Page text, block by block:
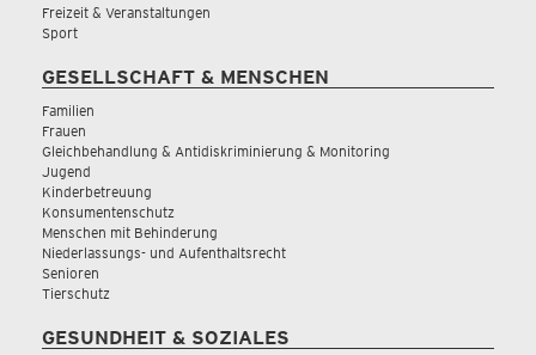
Freizeit & Veranstaltungen
Sport
GESELLSCHAFT & MENSCHEN
Familien
Frauen
Gleichbehandlung & Antidiskriminierung & Monitoring
Jugend
Kinderbetreuung
Konsumentenschutz
Menschen mit Behinderung
Niederlassungs- und Aufenthaltsrecht
Senioren
Tierschutz
GESUNDHEIT & SOZIALES